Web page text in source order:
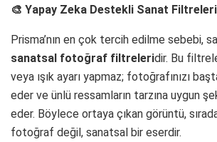
🎨 Yapay Zeka Destekli Sanat Filtreleri
Prisma’nın en çok tercih edilme sebebi,
sanatsal fotoğraf filtreleridir. Bu
veya ışık ayarı yapmaz; fotoğrafınızı
eder ve ünlü ressamların tarzına uygun
eder. Böylece ortaya çıkan görüntü,
fotoğraf değil, sanatsal bir eserdir.